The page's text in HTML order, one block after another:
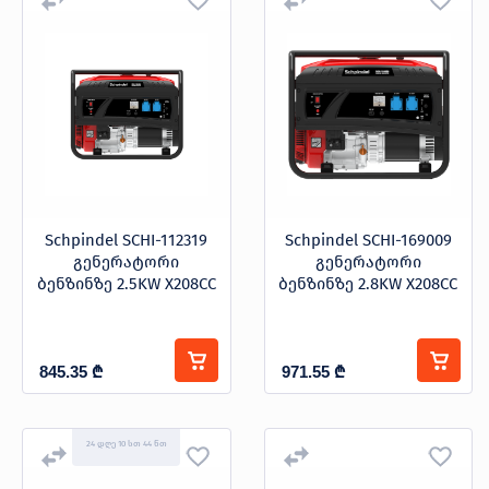
გენერატორი + შედუღების აპარატი
გენერატორი ინვერტორული
ბენზინი
1.1kw 10kw
ფასი
Schpindel SCHI-112319
გენერატორი
ბენზინზე 2.5KW X208CC
845.35 ₾
Schpindel SCHI-169009
გენერატორი
ბენზინზე 2.8KW X208CC
971.55 ₾
24 დღე 10 სთ 44 წთ
პროდუქცია
სოც.
ქსელები